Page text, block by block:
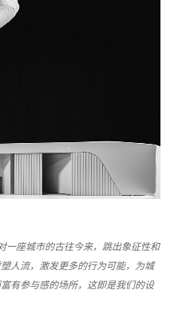
一座城市的古往今来，跳出象征性和
人流，激发更多的行为可能，为城
有参与感的场所，这即是我们的设